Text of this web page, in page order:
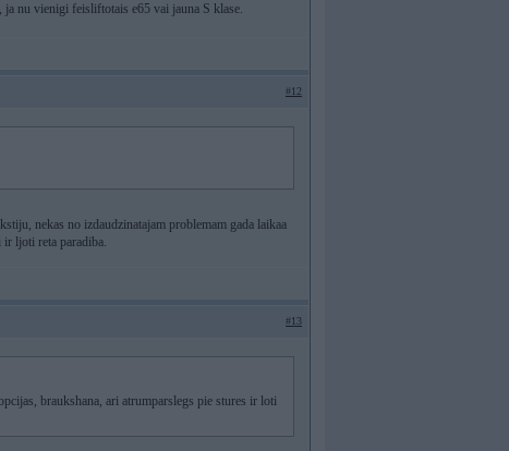
ja nu vienigi feisliftotais e65 vai jauna S klase.
#12
nekas no izdaudzinatajam problemam gada laikaa
ir ljoti reta paradiba.
#13
braukshana, ari atrumparslegs pie stures ir loti